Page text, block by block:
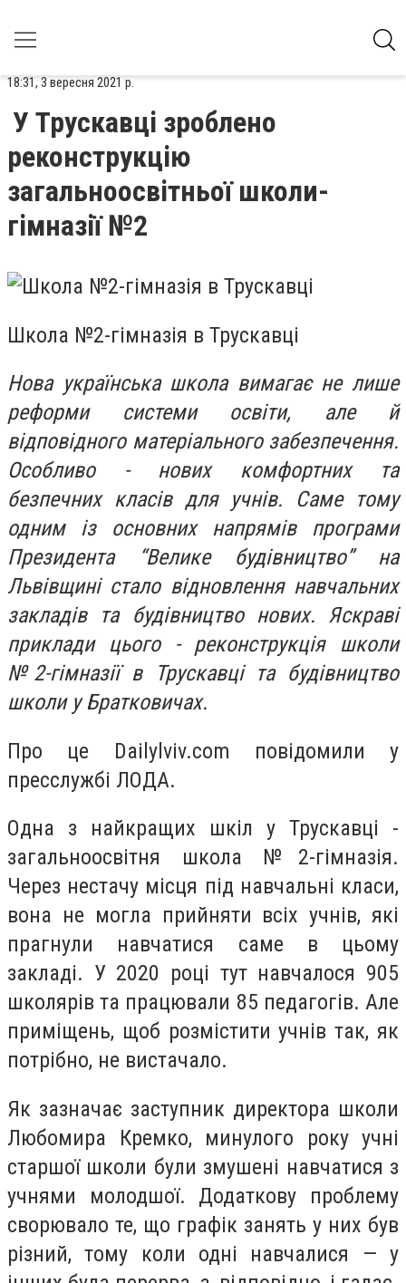
18:31, 3 вересня 2021 р.
У Трускавці зроблено
реконструкцію
загальноосвітньої школи-
гімназії №2
Школа №2-гімназія в Трускавці
Нова українська школа вимагає не лише
реформи системи освіти, але й
відповідного матеріального забезпечення.
Особливо - нових комфортних та
безпечних класів для учнів. Саме тому
одним із основних напрямів програми
Президента “Велике будівництво” на
Львівщині стало відновлення навчальних
закладів та будівництво нових. Яскраві
приклади цього - реконструкція школи
№2-гімназії в Трускавці та будівництво
школи у Братковичах.
Про це Dailylviv.com повідомили у
пресслужбі ЛОДА.
Одна з найкращих шкіл у Трускавці -
загальноосвітня школа №2-гімназія.
Через нестачу місця під навчальні класи,
вона не могла прийняти всіх учнів, які
прагнули навчатися саме в цьому
закладі. У 2020 році тут навчалося 905
школярів та працювали 85 педагогів. Але
приміщень, щоб розмістити учнів так, як
потрібно, не вистачало.
Як зазначає заступник директора школи
Любомира Кремко, минулого року учні
старшої школи були змушені навчатися з
учнями молодшої. Додаткову проблему
сворювало те, що графік занять у них був
різний, тому коли одні навчалися — у